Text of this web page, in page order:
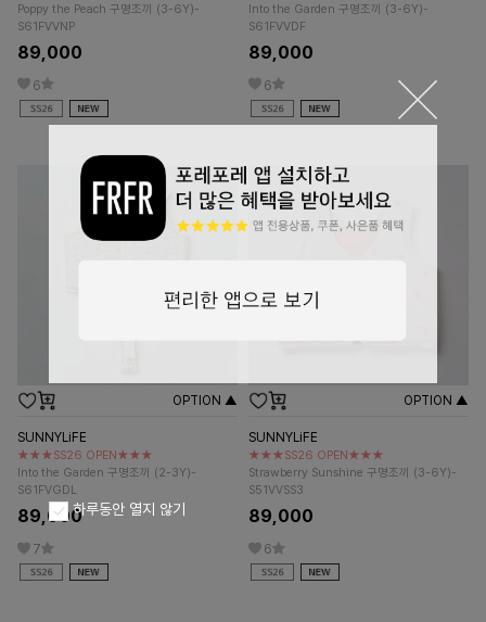
Poppy the Peach 구명조끼 (3-6Y)-
S61FVVNP
89,000
6
Into the Garden 구명조끼 (3-6Y)-
S61FVVDF
89,000
6
OPTION ▲
SUNNYLiFE
★★★SS26 OPEN★★★
Into the Garden 구명조끼 (2-3Y)-
S61FVGDL
89,000
7
OPTION ▲
SUNNYLiFE
★★★SS26 OPEN★★★
Strawberry Sunshine 구명조끼 (3-6Y)-
S51VVSS3
89,000
6
하루동안 열지 않기